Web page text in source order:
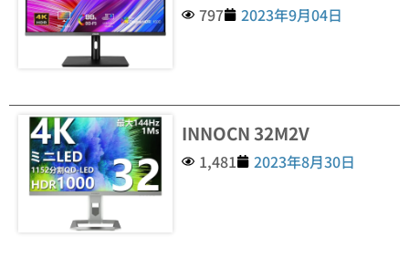
797 2023年9月04日
INNOCN 32M2V
1,481 2023年8月30日